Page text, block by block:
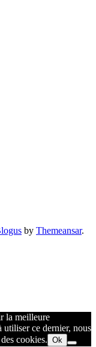
by Themeansar.
la meilleure
utiliser ce dernier, nous
cookies. Ok